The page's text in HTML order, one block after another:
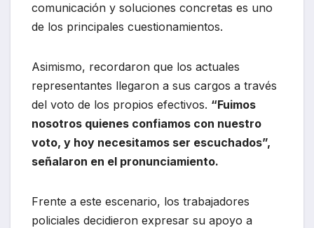
comunicación y soluciones concretas es uno
de los principales cuestionamientos.
Asimismo, recordaron que los actuales
representantes llegaron a sus cargos a través
del voto de los propios efectivos. “Fuimos
nosotros quienes confiamos con nuestro
voto, y hoy necesitamos ser escuchados”,
señalaron en el pronunciamiento.
Frente a este escenario, los trabajadores
policiales decidieron expresar su apoyo a